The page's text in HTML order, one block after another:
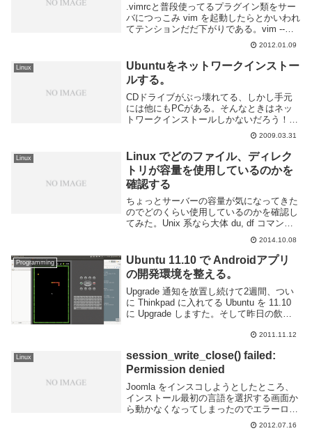
.vimrcと普段使ってるプラグイン類をサー
バにつっこみ vim を起動したらとかいわれ
てテンションだだ下がりである。vim --
version してみたらたしかに 7.0 だ。こん
なものは使えない、とっとと新しいものに
する。しかしこの C...
2012.01.09
Linux
Ubuntuをネットワークインストー
ルする。
CDドライブがぶっ壊れてる、しかし手元
には他にもPCがある。そんなときはネッ
トワークインストールしかないだろう！と
いうわけで初めてやってみた。こちらの
URLを参考にしました。ありがとうござい
ます。:X40 マシンに PXE ブートで Ubu...
2009.03.31
Linux
Linux でどのファイル、ディレク
トリが容量を使用しているのかを
確認する
ちょっとサーバーの容量が気になってきた
のでどのくらい使用しているのかを確認し
てみた。Unix 系なら大体 du, df コマンド
あるので Linux に限った話じゃないけど自
分が良く使うのが Ubuntu なので Linux と
いうことに。...
2014.10.08
Programming
Ubuntu 11.10 で Androidアプリ
の開発環境を整える。
Upgrade 通知を放置し続けて2週間、つい
に Thinkpad に入れてる Ubuntu を 11.10
に Upgrade しますた。そして昨日の飲み
か」と声をかけてもらったので、参...
2011.11.12
Linux
session_write_close() failed:
Permission denied
Joomla をインスコしようとしたところ、
インストール最初の言語を選択する画面か
ら動かなくなってしまったのでエラーログ
を確認したら session がパーミッション無
くて読み込めない的なエラーが出てた。
2012.07.16